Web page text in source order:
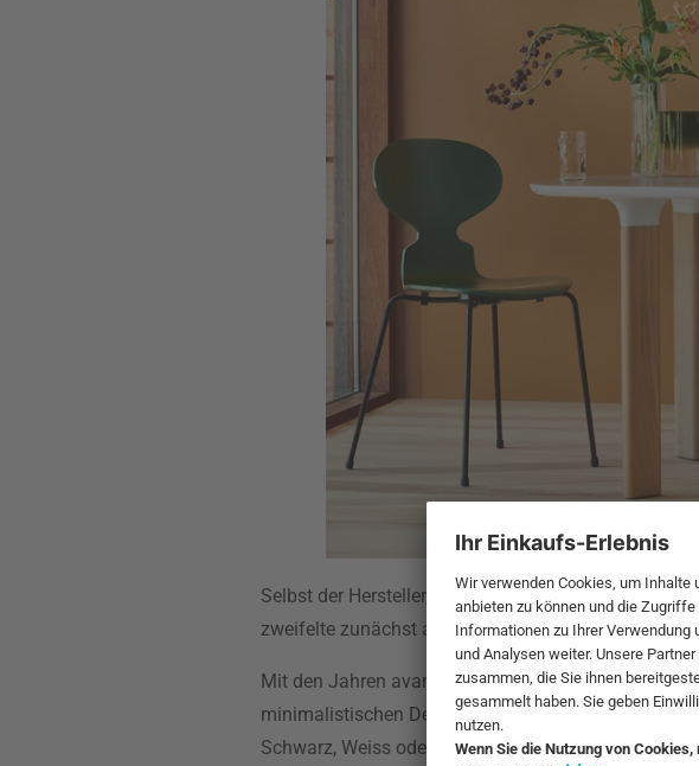
Selbst der Hersteller, der später viele weitere
zweifelte zunächst an seinem Erfolg und
Mit den Jahren avancierte dieAmeiseallerdings
minimalistischen Designs zu einem der
Schwarz, Weiss oder Natur gilt mittlerweile als